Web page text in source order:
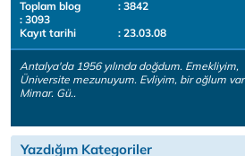
Toplam blog
: 3842
: 3093
Kayıt tarihi
: 23.03.08
Antalya'da 1956 yılında doğdum. Emekliyim,
Üniversite mezunuyum. Evliyim, bir oğlum var
Mimar. Gü..
Yazdığım Kategoriler